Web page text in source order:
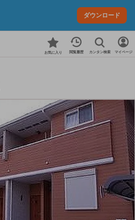
ダウンロード
お気に入り 閲覧履歴 カンタン検索 マイページ